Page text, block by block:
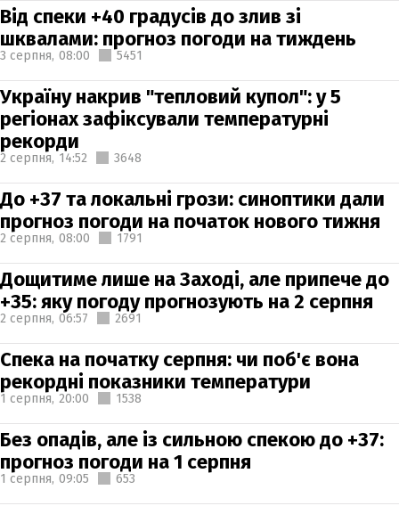
Від спеки +40 градусів до злив зі
шквалами: прогноз погоди на тиждень
3 серпня, 08:00 5451
Україну накрив "тепловий купол": у 5
регіонах зафіксували температурні
рекорди
2 серпня, 14:52 3648
До +37 та локальні грози: синоптики дали
прогноз погоди на початок нового тижня
2 серпня, 08:00 1791
Дощитиме лише на Заході, але припече до
+35: яку погоду прогнозують на 2 серпня
2 серпня, 06:57 2691
Спека на початку серпня: чи поб'є вона
рекордні показники температури
1 серпня, 20:00 1538
Без опадів, але із сильною спекою до +37:
прогноз погоди на 1 серпня
1 серпня, 09:05 653